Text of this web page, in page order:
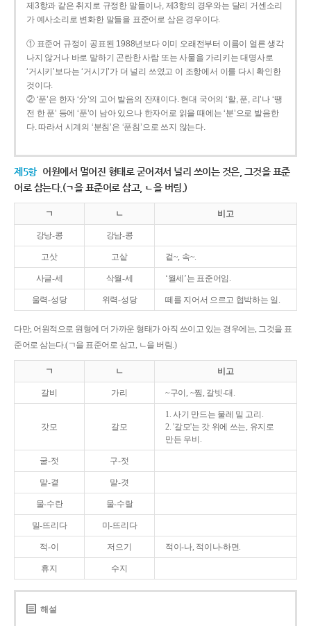
제3항과 같은 취지로 규정한 말들이나, 제3항의 경우와는 달리 거센소리
가 예사소리로 변화한 말들을 표준어로 삼은 경우이다.
① 표준어 규정이 공표된 1988년보다 이미 오래전부터 이름이 얼른 생각
나지 않거나 바로 말하기 곤란한 사람 또는 사물을 가리키는 대명사로
‘거시키’보다는 ‘거시기’가 더 널리 쓰였고 이 조항에서 이를 다시 확인한
것이다.
② ‘푼’은 한자 ‘分’의 고어 발음의 잔재이다. 현대 국어의 ‘할, 푼, 리’나 ‘땡
전 한 푼’ 등에 ‘푼’이 남아 있으나 한자어로 읽을 때에는 ‘분’으로 발음한
다. 따라서 시계의 ‘분침’은 ‘푼침’으로 쓰지 않는다.
제5항 어원에서 멀어진 형태로 굳어져서 널리 쓰이는 것은, 그것을 표준
어로 삼는다.(ㄱ을 표준어로 삼고, ㄴ을 버림.)
ㄱ ㄴ 비고
강낭-콩 강남-콩
고삿 고샅 겉~, 속~.
사글-세 삭월-세 ‘월세’는 표준어임.
울력-성당 위력-성당 떼를 지어서 으르고 협박하는 일.
다만, 어원적으로 원형에 더 가까운 형태가 아직 쓰이고 있는 경우에는, 그것을 표
준어로 삼는다.(ㄱ을 표준어로 삼고, ㄴ을 버림.)
ㄱ ㄴ 비고
갈비 가리 ~구이, ~찜, 갈빗-대.
갓모 갈모
1. 사기 만드는 물레 밑 고리.
2. '갈모'는 갓 위에 쓰는, 유지로
만든 우비.
굴-젓 구-젓
말-곁 말-겻
물-수란 물-수랄
밀-뜨리다 미-뜨리다
적-이 저으기 적이-나, 적이나-하면.
휴지 수지
해설